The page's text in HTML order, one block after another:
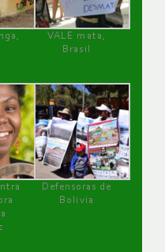
VALE mata,
Brasil
Defensoras de
Bolivia